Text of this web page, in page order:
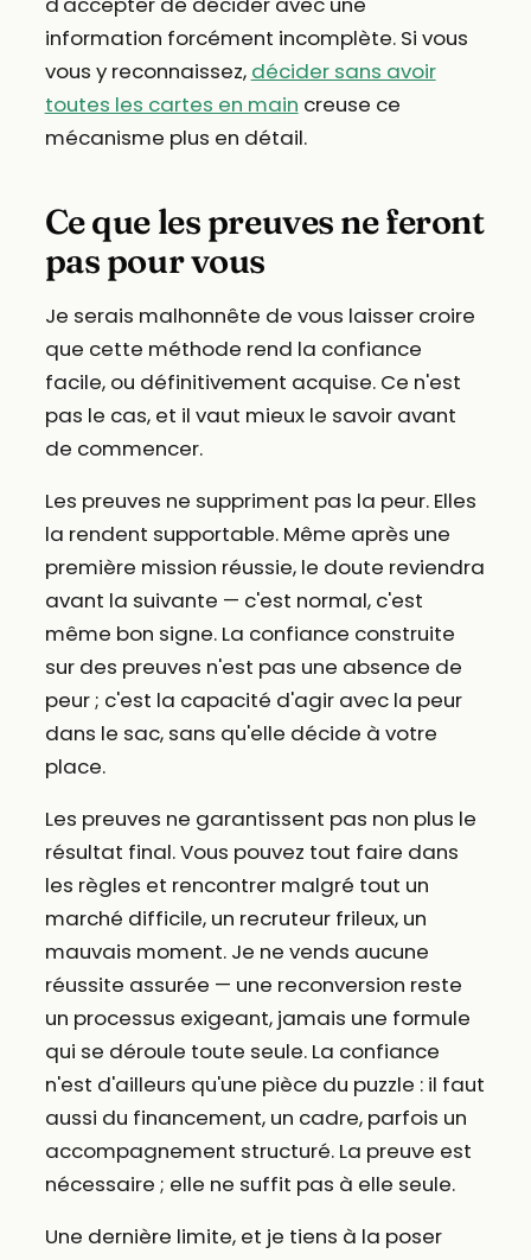
information forcément incomplète. Si vous
vous y reconnaissez, décider sans avoir
toutes les cartes en main creuse ce
mécanisme plus en détail.
Ce que les preuves ne feront
pas pour vous
Je serais malhonnête de vous laisser croire
que cette méthode rend la confiance
facile, ou définitivement acquise. Ce n'est
pas le cas, et il vaut mieux le savoir avant
de commencer.
Les preuves ne suppriment pas la peur. Elles
la rendent supportable. Même après une
première mission réussie, le doute reviendra
avant la suivante — c'est normal, c'est
même bon signe. La confiance construite
sur des preuves n'est pas une absence de
peur ; c'est la capacité d'agir avec la peur
dans le sac, sans qu'elle décide à votre
place.
Les preuves ne garantissent pas non plus le
résultat final. Vous pouvez tout faire dans
les règles et rencontrer malgré tout un
marché difficile, un recruteur frileux, un
mauvais moment. Je ne vends aucune
réussite assurée — une reconversion reste
un processus exigeant, jamais une formule
qui se déroule toute seule. La confiance
n'est d'ailleurs qu'une pièce du puzzle : il faut
aussi du financement, un cadre, parfois un
accompagnement structuré. La preuve est
nécessaire ; elle ne suffit pas à elle seule.
Une dernière limite, et je tiens à la poser